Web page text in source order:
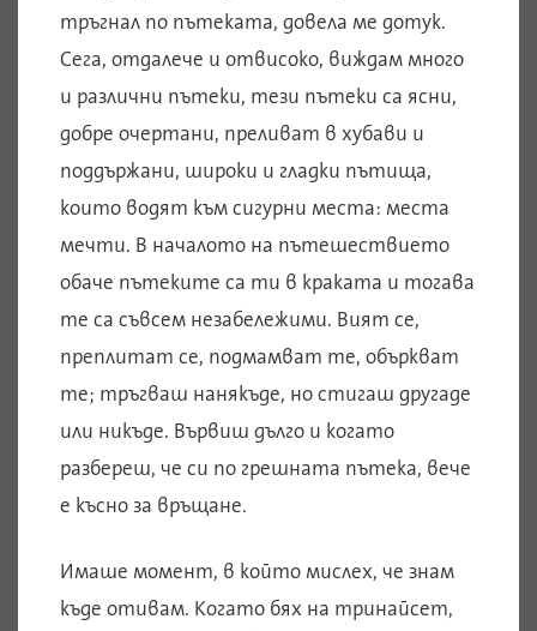
тръгнал по пътеката, довела ме дотук.
Сега, отдалече и отвисоко, виждам много
и различни пътеки, тези пътеки са ясни,
добре очертани, преливат в хубави и
поддържани, широки и гладки пътища,
които водят към сигурни места: места
мечти. В началото на пътешествието
обаче пътеките са ти в краката и тогава
те са съвсем незабележими. Вият се,
преплитат се, подмамват те, объркват
те; тръгваш нанякъде, но стигаш другаде
или никъде. Вървиш дълго и когато
разбереш, че си по грешната пътека, вече
е късно за връщане.
Имаше момент, в който мислех, че знам
къде отивам. Когато бях на тринайсет,